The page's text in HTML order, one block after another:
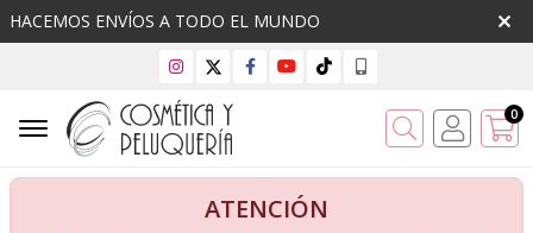
HACEMOS ENVÍOS A TODO EL MUNDO
Buscar 0
ATENCIÓN